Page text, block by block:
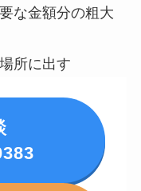
な金額分の粗大
所に出す